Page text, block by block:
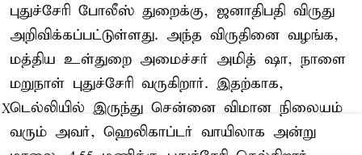
புதுச்சேரி போலீஸ் துறைக்கு, ஜனாதிபதி விருது
அறிவிக்கப்பட்டுள்ளது. அந்த விருதினை வழங்க,
மத்திய உள்துறை அமைச்சர் அமித் ஷா, நாளை
மறுநாள் புதுச்சேரி வருகிறார். இதற்காக,
டெல்லியில் இருந்து சென்னை விமான நிலையம்
வரும் அவர், ஹெலிகாப்டர் வாயிலாக அன்று
X